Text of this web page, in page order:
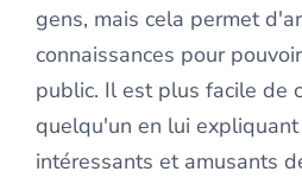
gens, mais cela permet
connaissances pour
public. Il est plus facile de
quelqu'un en lui
intéressants et amusants